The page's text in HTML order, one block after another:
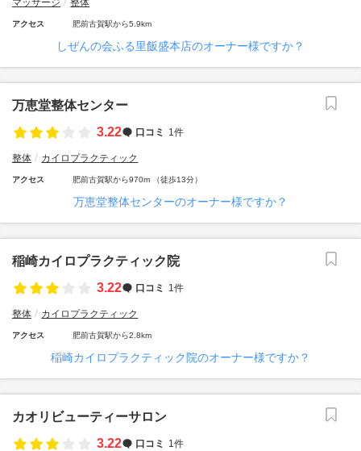
マッサージ 整体
アクセス 肥前古賀駅から5.9km
しぜんの会ふる里飯盛本店のオーナー様ですか？
万恵堂整体センター
3.22
口コミ 1件
整体 カイロプラクティック
アクセス 肥前古賀駅から970m （徒歩13分）
万恵堂整体センターのオーナー様ですか？
稲崎カイロプラクティック院
3.22
口コミ 1件
整体 カイロプラクティック
アクセス 肥前古賀駅から2.8km
稲崎カイロプラクティック院のオーナー様ですか？
カオリビューティーサロン
3.22
口コミ 1件